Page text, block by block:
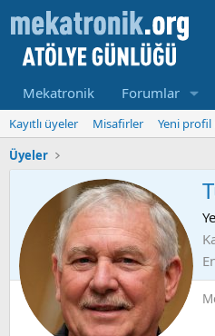
Mekatronik Forumlar
Kayıtlı üyeler Misafirler Yeni profil
Üyeler